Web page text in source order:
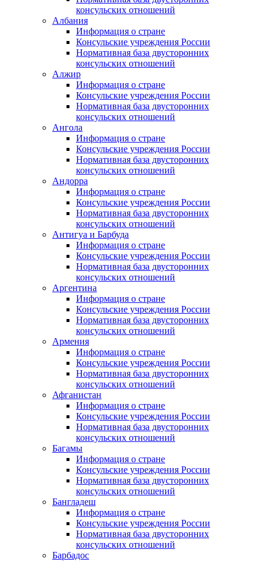
консульских отношений
Албания
Информация о стране
Консульские учреждения России
Нормативная база двусторонних
консульских отношений
Алжир
Информация о стране
Консульские учреждения России
Нормативная база двусторонних
консульских отношений
Ангола
Информация о стране
Консульские учреждения России
Нормативная база двусторонних
консульских отношений
Андорра
Информация о стране
Консульские учреждения России
Нормативная база двусторонних
консульских отношений
Антигуа и Барбуда
Информация о стране
Консульские учреждения России
Нормативная база двусторонних
консульских отношений
Аргентина
Информация о стране
Консульские учреждения России
Нормативная база двусторонних
консульских отношений
Армения
Информация о стране
Консульские учреждения России
Нормативная база двусторонних
консульских отношений
Афганистан
Информация о стране
Консульские учреждения России
Нормативная база двусторонних
консульских отношений
Багамы
Информация о стране
Консульские учреждения России
Нормативная база двусторонних
консульских отношений
Бангладеш
Информация о стране
Консульские учреждения России
Нормативная база двусторонних
консульских отношений
Барбадос